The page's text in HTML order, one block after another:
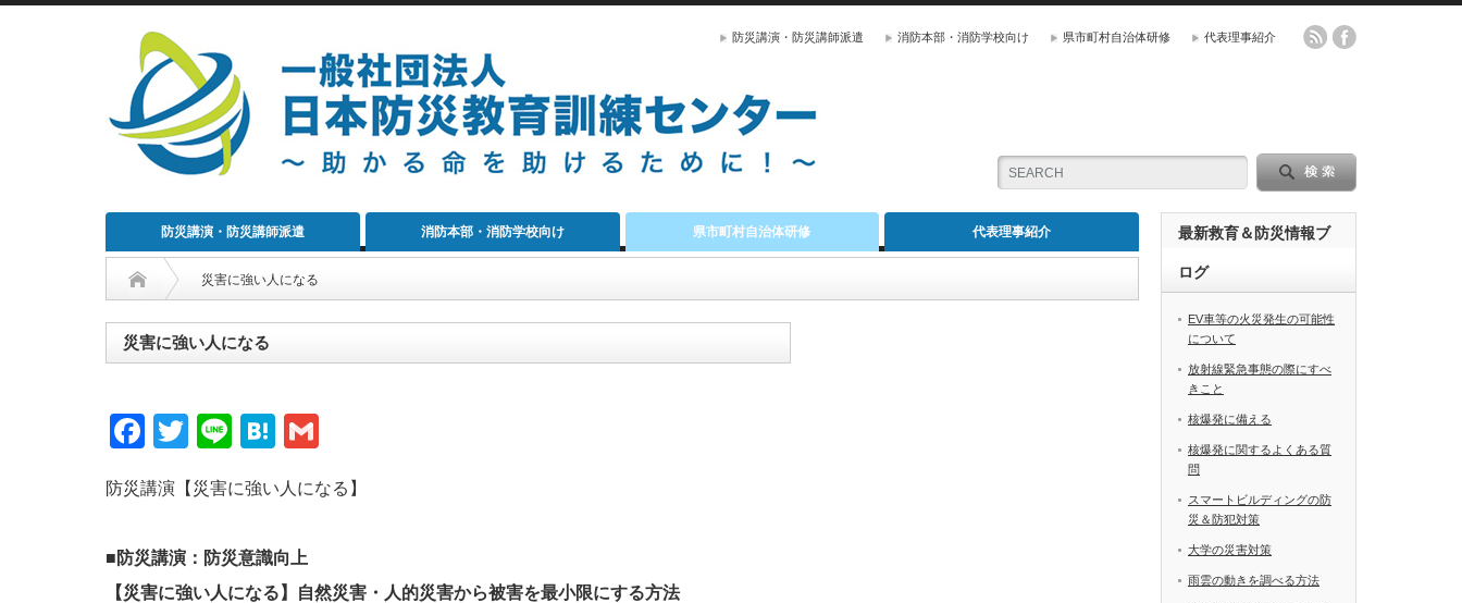
防災講演・防災講師派遣 消防本部・消防学校向け 県市町村自治体研修 代表理事紹介
防災講演・防災講師派遣 消防本部・消防学校向け 県市町村自治体研修 代表理事紹介
災害に強い人になる
災害に強い人になる
Facebook
Twitter
LineHatena
防災講演【災害に強い人になる】
■防災講演：防災意識向上
【災害に強い人になる】自然災害・人的災害から被害を最小限にする方法
最新救育＆防災情報ブ
ログ
EV車等の火災発生の可能性
について
放射線緊急事態の際にすべ
きこと
核爆発に備える
核爆発に関するよくある質
問
スマートビルディングの防
災＆防犯対策
大学の災害対策
雨雲の動きを調べる方法